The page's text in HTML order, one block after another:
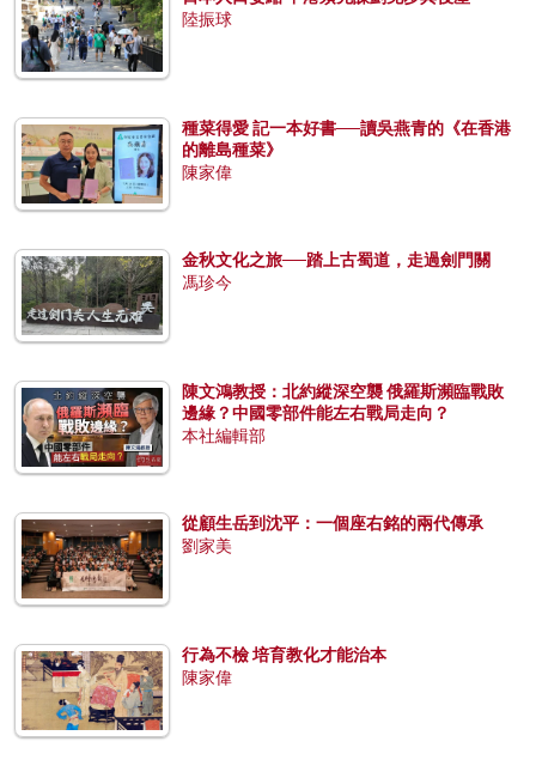
陸振球
種菜得愛 記一本好書──讀吳燕青的《在香港
的離島種菜》
陳家偉
金秋文化之旅──踏上古蜀道，走過劍門關
馮珍今
陳文鴻教授：北約縱深空襲 俄羅斯瀕臨戰敗
邊緣？中國零部件能左右戰局走向？
本社編輯部
從顧生岳到沈平：一個座右銘的兩代傳承
劉家美
行為不檢 培育教化才能治本
陳家偉